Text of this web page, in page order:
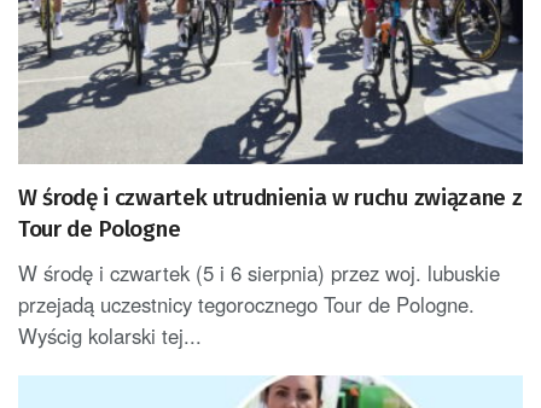
W środę i czwartek utrudnienia w ruchu związane z
Tour de Pologne
W środę i czwartek (5 i 6 sierpnia) przez woj. lubuskie
przejadą uczestnicy tegorocznego Tour de Pologne.
Wyścig kolarski tej...